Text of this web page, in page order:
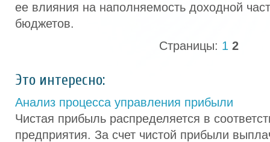
ее влияния на наполняемость доходной
бюджетов.
Страницы: 1 2
Это интересно:
Анализ процесса управления прибыли
Чистая прибыль распределяется в
предприятия. За счет чистой прибыли